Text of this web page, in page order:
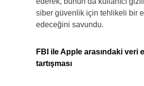
siber güvenlik için tehlikeli bir
edeceğini savundu.
FBI ile Apple arasındaki veri
tartışması